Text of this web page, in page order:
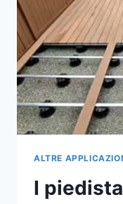
ALTRE
I